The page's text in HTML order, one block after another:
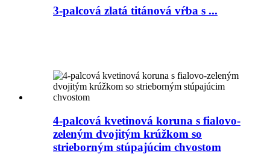
3-palcová zlatá titánová vŕba s ...
4-palcová kvetinová koruna s fialovo-
zeleným dvojitým krúžkom so
strieborným stúpajúcim chvostom